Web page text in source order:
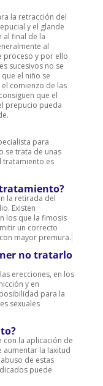
la retracción del
y el glande
al final de la
al
proceso y por ello
sucesivos no se
el niño se
comienzo de las
que el
prepucio pueda
para
se trata de unas
tratamiento es
la retirada del
Existen
los que la fimosis
un correcto
mayor premura.
no tratarlo
erecciones, en los
y en
para la
sexuales
con la aplicación de
aumentar la laxitud
de estas
puede